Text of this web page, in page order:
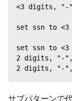
<3 digits, "-
set ssn to
set ssn to
2 digits, "-",
2 digits, "-
サブパターンで